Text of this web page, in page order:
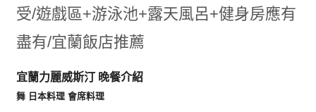
宜蘭力麗威斯汀 晚餐介紹
舞 日本料理 會席料理